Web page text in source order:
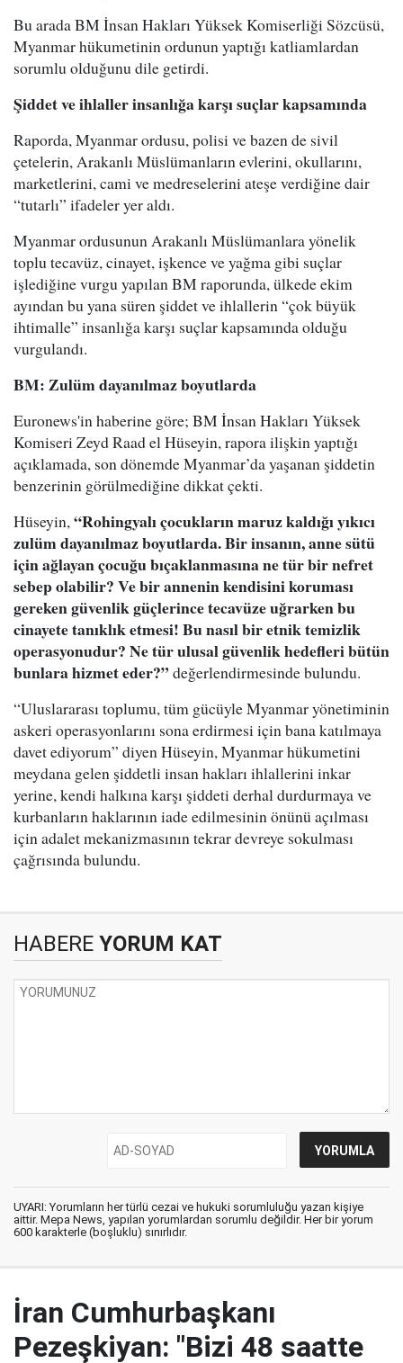
Bu arada BM İnsan Hakları Yüksek Komiserliği Sözcüsü,
Myanmar hükumetinin ordunun yaptığı katliamlardan
sorumlu olduğunu dile getirdi.
Şiddet ve ihlaller insanlığa karşı suçlar kapsamında
Raporda, Myanmar ordusu, polisi ve bazen de sivil
çetelerin, Arakanlı Müslümanların evlerini, okullarını,
marketlerini, cami ve medreselerini ateşe verdiğine dair
“tutarlı” ifadeler yer aldı.
Myanmar ordusunun Arakanlı Müslümanlara yönelik
toplu tecavüz, cinayet, işkence ve yağma gibi suçlar
işlediğine vurgu yapılan BM raporunda, ülkede ekim
ayından bu yana süren şiddet ve ihlallerin “çok büyük
ihtimalle” insanlığa karşı suçlar kapsamında olduğu
vurgulandı.
BM: Zulüm dayanılmaz boyutlarda
Euronews'in haberine göre; BM İnsan Hakları Yüksek
Komiseri Zeyd Raad el Hüseyin, rapora ilişkin yaptığı
açıklamada, son dönemde Myanmar’da yaşanan şiddetin
benzerinin görülmediğine dikkat çekti.
Hüseyin,“Rohingyalı çocukların maruz kaldığı yıkıcı
zulüm dayanılmaz boyutlarda. Bir insanın, anne sütü
için ağlayan çocuğu bıçaklanmasına ne tür bir nefret
sebep olabilir? Ve bir annenin kendisini koruması
gereken güvenlik güçlerince tecavüze uğrarken bu
cinayete tanıklık etmesi! Bu nasıl bir etnik temizlik
operasyonudur? Ne tür ulusal güvenlik hedefleri bütün
bunlara hizmet eder?”değerlendirmesinde bulundu.
“Uluslararası toplumu, tüm gücüyle Myanmar yönetiminin
askeri operasyonlarını sona erdirmesi için bana katılmaya
davet ediyorum” diyen Hüseyin, Myanmar hükumetini
meydana gelen şiddetli insan hakları ihlallerini inkar
yerine, kendi halkına karşı şiddeti derhal durdurmaya ve
kurbanların haklarının iade edilmesinin önünü açılması
için adalet mekanizmasının tekrar devreye sokulması
çağrısında bulundu.
HABERE YORUM KAT
UYARI: Yorumların her türlü cezai ve hukuki sorumluluğu yazan kişiye
aittir. Mepa News, yapılan yorumlardan sorumlu değildir. Her bir yorum
600 karakterle (boşluklu) sınırlıdır.
İran Cumhurbaşkanı
Pezeşkiyan: "Bizi 48 saatte